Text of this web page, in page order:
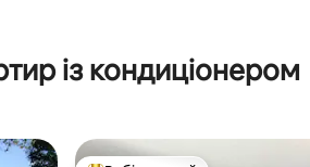
із кондиціонером